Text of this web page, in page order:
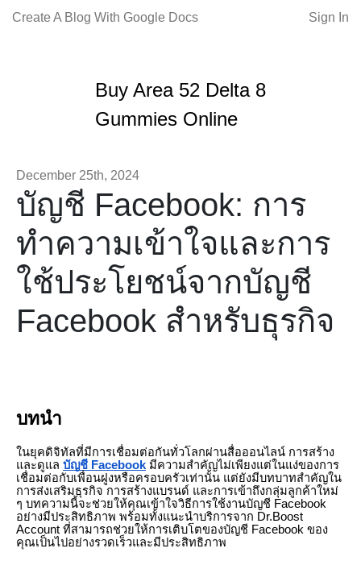
Create A Blog With Google Docs Sign In
Buy Area 52 Delta 8
Gummies Online
December 25th, 2024
บัญชี Facebook: การ
ทำความเข้าใจและการ
ใช้ประโยชน์จากบัญชี
Facebook สำหรับธุรกิจ
บทนำ
ในยุคดิจิทัลที่มีการเชื่อมต่อกันทั่วโลกผ่านสื่อออนไลน์ การสร้าง
และดูแล บัญชี Facebookมีความสำคัญไม่เพียงแต่ในแง่ของการ
เชื่อมต่อกับเพื่อนฝูงหรือครอบครัวเท่านั้น แต่ยังมีบทบาทสำคัญใน
การส่งเสริมธุรกิจ การสร้างแบรนด์ และการเข้าถึงกลุ่มลูกค้าใหม่
ๆ บทความนี้จะช่วยให้คุณเข้าใจวิธีการใช้งานบัญชี Facebook
อย่างมีประสิทธิภาพ พร้อมทั้งแนะนำบริการจาก Dr.Boost
Account ที่สามารถช่วยให้การเติบโตของบัญชี Facebook ของ
คุณเป็นไปอย่างรวดเร็วและมีประสิทธิภาพ